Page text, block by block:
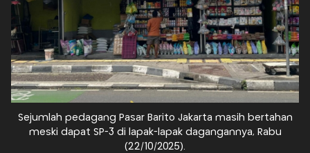
Sejumlah pedagang Pasar Barito Jakarta masih bertahan
meski dapat SP-3 di lapak-lapak dagangannya, Rabu
(22/10/2025).